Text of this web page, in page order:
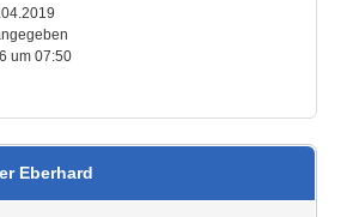
um 07:50
Eberhard